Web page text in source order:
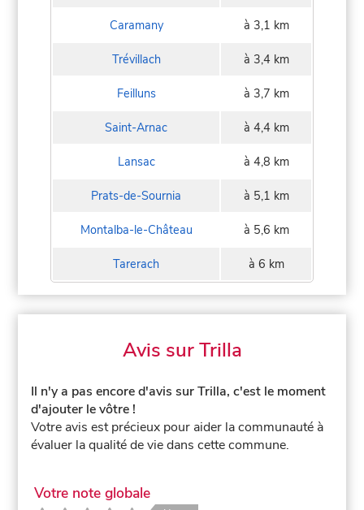
Caramany à 3,1 km
Trévillach à 3,4 km
Feilluns à 3,7 km
Saint-Arnac à 4,4 km
Lansac à 4,8 km
Prats-de-Sournia à 5,1 km
Montalba-le-Château à 5,6 km
Tarerach à 6 km
Avis sur Trilla
Il n'y a pas encore d'avis sur Trilla, c'est le moment
d'ajouter le vôtre !
Votre avis est précieux pour aider la communauté à
évaluer la qualité de vie dans cette commune.
Votre note globale